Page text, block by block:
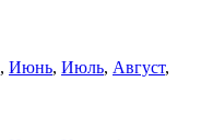
, Июнь, Июль, Август,